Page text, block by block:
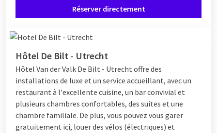
Réserver directement
Hôtel De Bilt - Utrecht
Hôtel Van der Valk De Bilt - Utrecht offre des
installations de luxe et un service accueillant, avec un
restaurant à l'excellente cuisine, un bar convivial et
plusieurs chambres confortables, des suites et une
chambre familiale. De plus, vous pouvez vous garer
gratuitement ici, louer des vélos (électriques) et